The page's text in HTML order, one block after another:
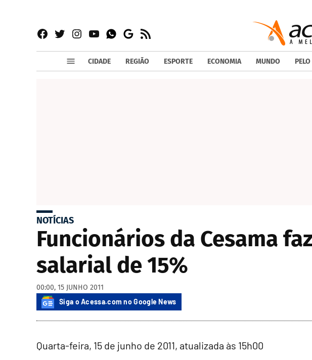
Facebook
TwitterInstagram
YouTubeWhatsapp
Google
News
RSS
CIDADE REGIÃO ESPORTE ECONOMIA MUNDO
NOTÍCIAS
Funcionários da Cesama
salarial de 15%
00:00, 15 JUNHO 2011
Siga o Acessa.com no Google News
Quarta-feira, 15 de junho de 2011, atualizada às 15h00